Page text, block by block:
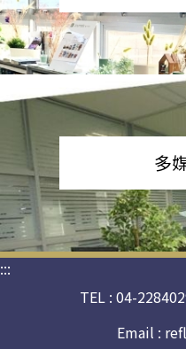
多
:::
TEL : 04-
Email :